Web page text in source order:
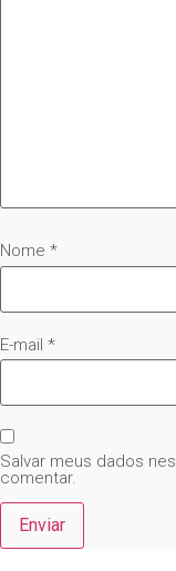
Nome *
E-mail *
Salvar meus dados
comentar.